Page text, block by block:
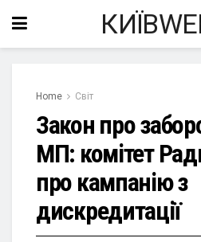
Home Світ
Закон про
МП: комітет
про кампанію з
дискредитації